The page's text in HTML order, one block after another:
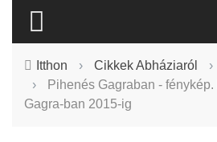
Itthon › Cikkek Abháziaról ›
›
Pihenés Gagraban -
Gagra-ban 2015-ig